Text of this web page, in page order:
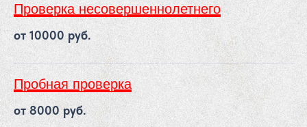
Проверка несовершеннолетнего
от 10000 руб.
Пробная проверка
от 8000 руб.